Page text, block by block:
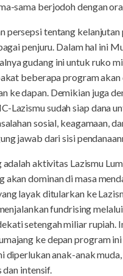
sama berjodoh dengan
persepsi tentang
penjuru. Dalam hal ini
gudang ini untuk ruko
beberapa program
ke dapan. Demikian juga
Lazismu sudah siap dana
sosial, keagamaan,
jawab dari sisi
adalah aktivitas Lazismu
akan dominan di masa
layak ditularkan ke
fundrising
setengah miliar
ke depan program
diperlukan anak-anak
intensif.